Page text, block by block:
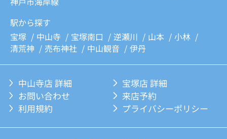
駅から探す
宝塚
中山寺 宝塚南口 逆瀬川 山本
小林
清荒神
売布神社 中山観音 伊丹
中山寺店 詳細
宝塚店 詳細
お問い合わせ
来店予約
利用規約
プライバシーポリシー